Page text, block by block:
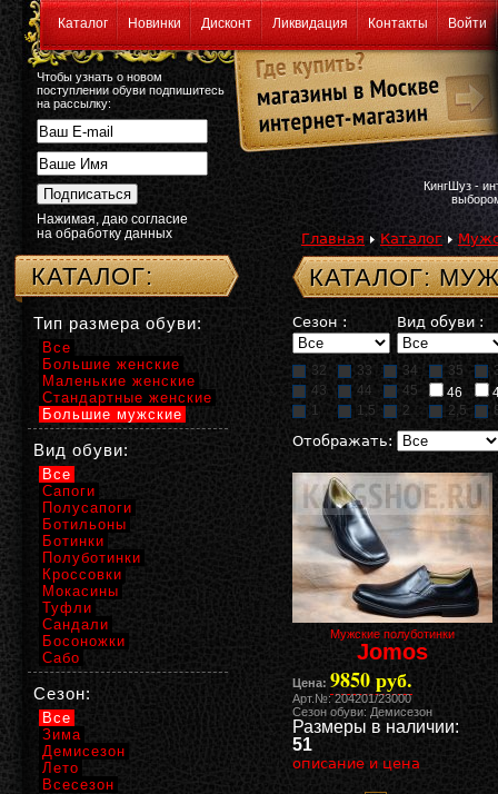
Каталог Новинки Дисконт Ликвидация Контакты Войти
Чтобы узнать о новом
поступлении обуви подпишитесь
на рассылку:
Нажимая, даю согласие
на обработку данных
КингШуз -
Главная Каталог
КАТАЛОГ:
Сезон : Вид обуви :
32 33 34 35
43
44 45 46
1
1,5 2 2,5
Отображать:
Мужские полуботинки
Jomos
Цена: 9850 руб.
Арт.№: 204201/23000
Сезон обуви: Демисезон
Размеры в наличии:
51
описание и цена
КАТАЛОГ:
Тип размера обуви:
Все
Большие женские
Маленькие женские
Стандартные женские
Большие мужские
Вид обуви:
Все
Сапоги
Полусапоги
Ботильоны
Ботинки
Полуботинки
Кроссовки
Мокасины
Туфли
Сандали
Босоножки
Сабо
Сезон:
Все
Зима
Демисезон
Лето
Всесезон